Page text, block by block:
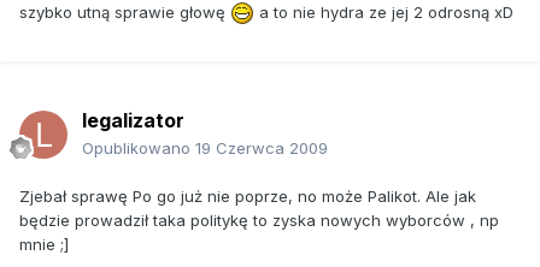
szybko utną sprawie głowę a to nie hydra ze jej 2 odrosną xD
legalizator
Opublikowano 19 Czerwca 2009
Zjebał sprawę Po go już nie poprze, no może Palikot. Ale jak
będzie prowadził taka politykę to zyska nowych wyborców , np
mnie ;]